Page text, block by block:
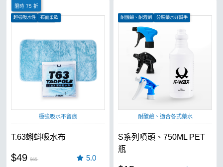
限時 75 折
超強吸水性
布面柔軟
極強吸水不留痕
T.63蝌蚪吸水布
$49 $65 5.0
耐酸鹼、耐溶劑
分裝藥水好幫手
洗車必備
耐酸鹼、適合各式藥水
S系列噴頭、750ML PET
瓶